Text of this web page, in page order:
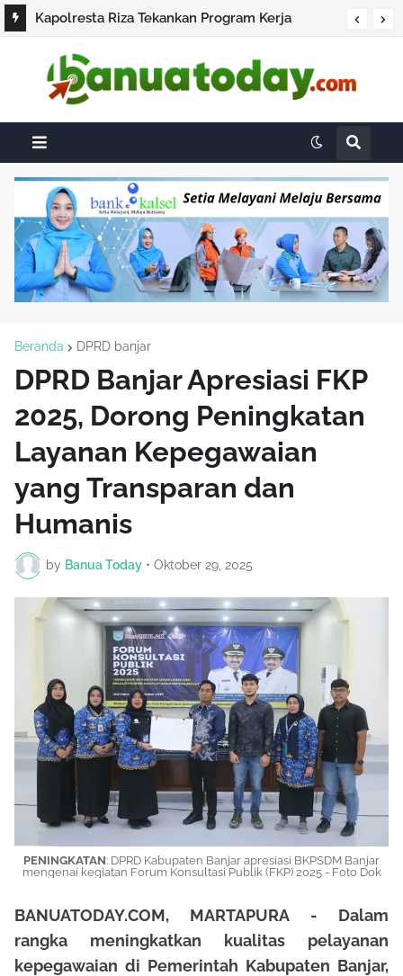
Kapolresta Riza Tekankan Program Kerja
Beranda DPRD banjar
DPRD Banjar Apresiasi FKP
2025, Dorong Peningkatan
Layanan Kepegawaian
yang Transparan dan
Humanis
by Banua Today • Oktober 29, 2025
PENINGKATAN: DPRD Kabupaten Banjar apresiasi BKPSDM Banjar
mengenai kegiatan Forum Konsultasi Publik (FKP) 2025 - Foto Dok
BANUATODAY.COM, MARTAPURA - Dalam
rangka meningkatkan kualitas pelayanan
kepegawaian di Pemerintah Kabupaten Banjar,